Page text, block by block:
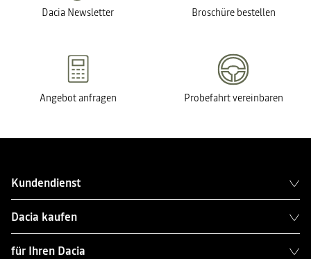
Dacia Newsletter Broschüre bestellen
Angebot anfragen Probefahrt vereinbaren
Kundendienst
Dacia kaufen
für Ihren Dacia